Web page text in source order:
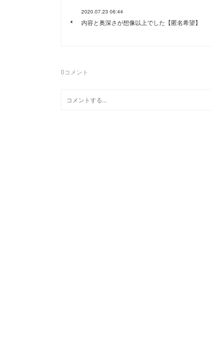
2020.07.23 06:44
内容と奥深さが想像以上でした【匿名希望】
0コメント